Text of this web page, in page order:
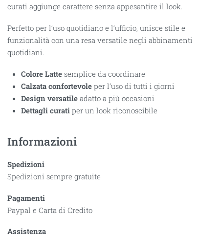
curati aggiunge carattere senza appesantire il look.
Perfetto per l’uso quotidiano e l’ufficio, unisce stile e
funzionalità con una resa versatile negli abbinamenti
quotidiani.
Colore Latte semplice da coordinare
Calzata confortevole per l’uso di tutti i giorni
Design versatile adatto a più occasioni
Dettagli curati per un look riconoscibile
Informazioni
Spedizioni
Spedizioni sempre gratuite
Pagamenti
Paypal e Carta di Credito
Assistenza